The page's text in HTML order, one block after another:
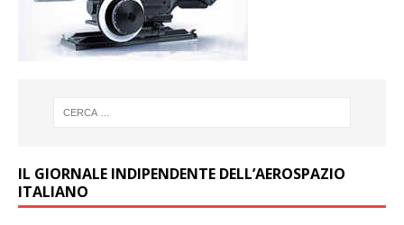
IL GIORNALE INDIPENDENTE DELL’AEROSPAZIO
ITALIANO